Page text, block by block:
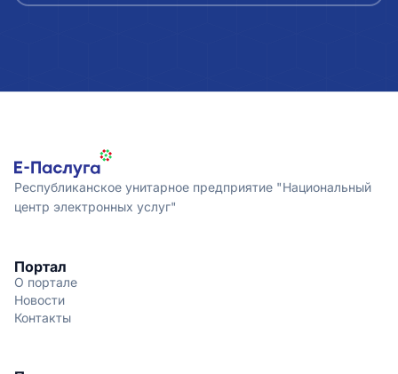
Республиканское унитарное предприятие "Национальный
центр электронных услуг"
Портал
О портале
Новости
Контакты